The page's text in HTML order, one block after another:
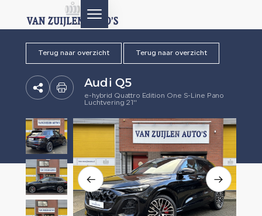
HOME
AANBOD
DIENSTEN
AFTERSALES
OVER ONS
Terug naar overzicht Terug naar overzicht
Audi Q5
e-hybrid Quattro Edition One S-Line Pano
Luchtvering 21''